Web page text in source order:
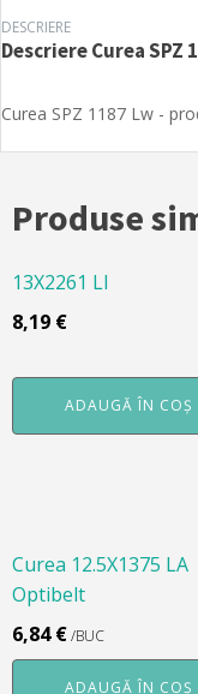
DESCRIERE
DescriereCurea SPZ
Curea SPZ 1187 Lw -
Produse
13X2261 LI
8,19 €
ADAUGĂ ÎN COȘ
Curea 12.5X1375 LA
Optibelt
6,84€/BUC
ADAUGĂ ÎN COȘ